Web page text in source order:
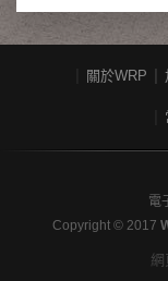
關於WRP
電
Copyright © 2017